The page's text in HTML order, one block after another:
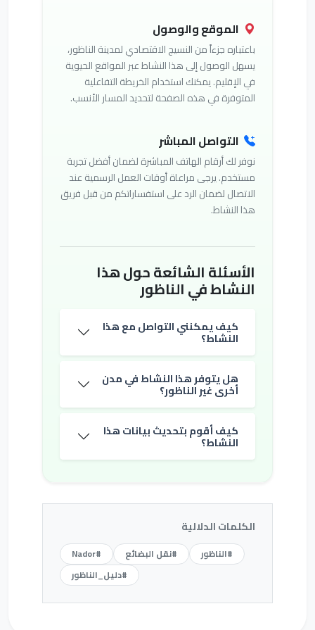
الموقع والوصول
باعتباره جزءاً من النسيج الاقتصادي لمدينة الناظور،
يسهل الوصول إلى هذا النشاط عبر المواقع الحيوية
في الإقليم. يمكنك استخدام الخريطة التفاعلية
المتوفرة في هذه الصفحة لتحديد المسار الأنسب.
التواصل المباشر
نوفر لك أرقام الهاتف المباشرة لضمان أفضل تجربة
مستخدم. يرجى مراعاة أوقات العمل الرسمية عند
الاتصال لضمان الرد على استفساراتكم من قبل فريق
هذا النشاط.
الأسئلة الشائعة حول هذا
النشاط في الناظور
كيف يمكنني التواصل مع هذا
النشاط؟
هل يتوفر هذا النشاط في مدن
أخرى غير الناظور؟
كيف أقوم بتحديث بيانات هذا
النشاط؟
الكلمات الدلالية
#الناظور #نقل البضائع
#Nador
#دليل_الناظور